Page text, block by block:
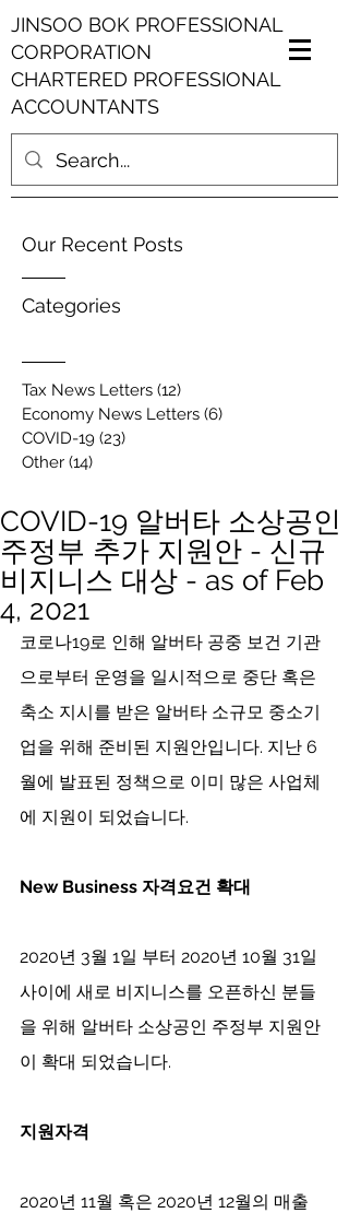
JINSOO BOK PROFESSIONAL
CORPORATION
CHARTERED PROFESSIONAL
ACCOUNTANTS
Our Recent Posts
Categories
Tax News Letters (12)
Economy News Letters (6)
COVID-19 (23)
Other (14)
COVID-19 알버타 소상공인
주정부 추가 지원안 - 신규
비지니스 대상 - as of Feb
4, 2021
코로나19로 인해 알버타 공중 보건 기관
으로부터 운영을 일시적으로 중단 혹은
축소 지시를 받은 알버타 소규모 중소기
업을 위해 준비된 지원안입니다. 지난 6
월에 발표된 정책으로 이미 많은 사업체
에 지원이 되었습니다.
New Business 자격요건 확대
2020년 3월 1일 부터 2020년 10월 31일
사이에 새로 비지니스를 오픈하신 분들
을 위해 알버타 소상공인 주정부 지원안
이 확대 되었습니다.
지원자격
2020년 11월 혹은 2020년 12월의 매출